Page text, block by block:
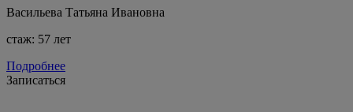
Васильева Татьяна Ивановна
стаж: 57 лет
Подробнее
Записаться